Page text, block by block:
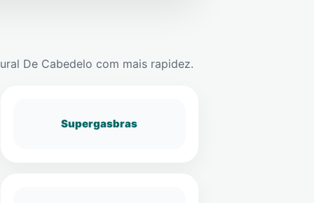
De Cabedelo com mais rapidez.
Supergasbras